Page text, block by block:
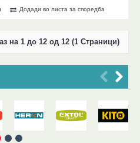
Додади во листа за споредба
на 1 до 12 од 12 (1 Страници)